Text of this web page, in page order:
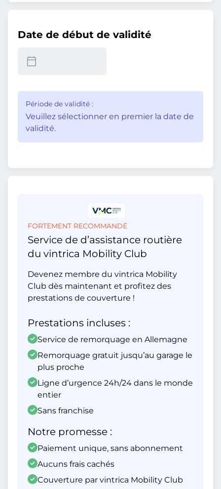
Date de début de validité
Période de validité :
Veuillez sélectionner en premier la date de
validité.
FORTEMENT RECOMMANDÉ
Service de d’assistance routière
du vintrica Mobility Club
Devenez membre du vintrica Mobility
Club dès maintenant et profitez des
prestations de couverture !
Prestations incluses :
Service de remorquage en Allemagne
Remorquage gratuit jusqu’au garage le
plus proche
Ligne d’urgence 24h/24 dans le monde
entier
Sans franchise
Notre promesse :
Paiement unique, sans abonnement
Aucuns frais cachés
Couverture par vintrica Mobility Club